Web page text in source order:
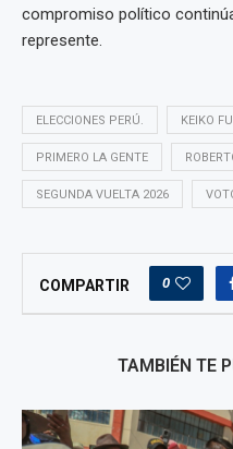
compromiso político
represente.
ELECCIONES PERÚ. KEIKO
PRIMERO LA GENTE
SEGUNDA VUELTA 2026
COMPARTIR 0
TAMBIÉN TE